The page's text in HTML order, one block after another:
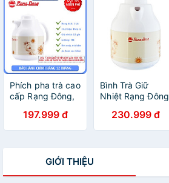
Phích pha trà cao
cấp Rạng Đông,
thân sắt, vai
nhựa, Model: RD-
197.999 đ
Bình Trà Giữ
Nhiệt Rạng Đông
- (Hoa Văn Ngẫu
Nhiên)
230.999 đ
GIỚI THIỆU